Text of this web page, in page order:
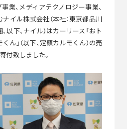
業、メディアテクノロジー事業、
イル株式会社（本社：東京都品川
以下、ナイル）はカーリース「おト
ん」（以下、定額カルモくん）の売
付致しました。